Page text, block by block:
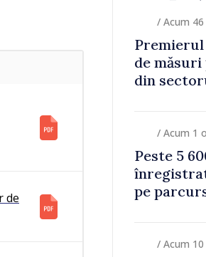
de
/ Acum
FOTO //
cadrul
/ Acum 1
Peste 5
pe
/ Acum